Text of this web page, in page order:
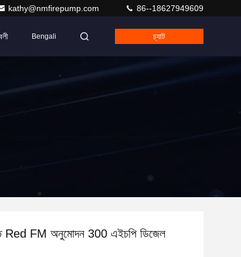
kathy@nmfirepump.com 86--18627949609
Bengali চ্যাট
Red FM অনুমোদন 300 এইচপি ডিজেল